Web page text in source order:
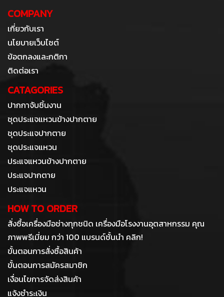
COMPANY
เกี่ยวกับเรา
นโยบายเว็บไซต์
ข้อตกลงและกติกา
ติดต่อเรา
CATAGORIES
ปากกาจับชิ้นงาน
ชุดประแจแหวนข้างปากตาย
ชุดประแจปากตาย
ชุดประแจแหวน
ประแจแหวนข้างปากตาย
ประแจปากตาย
ประแจแหวน
HOW TO ORDER
สั่งซื้อเครื่องมือช่างทุกชนิด เครื่องมือโรงงานอุตสาหกรรม คุณ
ภาพพรีเมี่ยม กว่า 100 แบรนด์ชั้นนำ คลิก!
ขั้นตอนการสั่งซื้อสินค้า
ขั้นตอนการสมัครสมาชิก
เงื่อนไขการจัดส่งสินค้า
แจ้งชำระเงิน